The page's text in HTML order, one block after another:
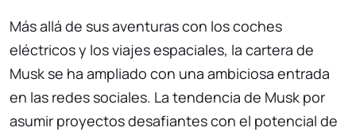
Más allá de sus aventuras con los coches
eléctricos y los viajes espaciales, la cartera de
Musk se ha ampliado con una ambiciosa entrada
en las redes sociales. La tendencia de Musk por
asumir proyectos desafiantes con el potencial de